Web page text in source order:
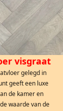
visgraat
gelegd in
geeft een luxe
de kamer en
waarde van de